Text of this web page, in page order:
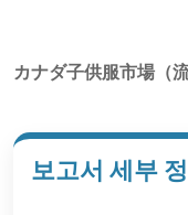
カナダ子供服市場（
보고서 세부